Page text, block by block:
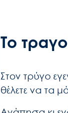
Το
Στον τρύγο
θέλετε να τα